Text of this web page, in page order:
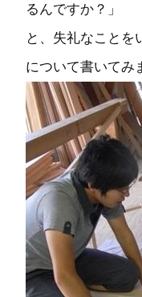
るんですか？」
と、失礼なことを
について書いてみ